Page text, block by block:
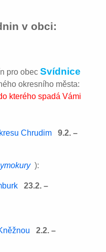
v obci:
pro obecSvídnice
okresního města:
kterého spadá Vámi
Chrudim
9.2. –
):
23.2. –
2.2. –